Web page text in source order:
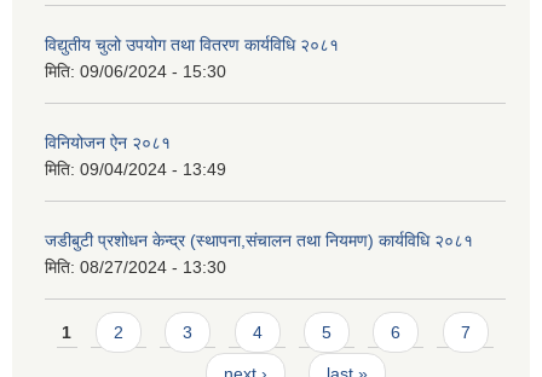
विद्युतीय चुलो उपयोग तथा वितरण कार्यविधि २०८१
मिति: 09/06/2024 - 15:30
विनियोजन ऐन २०८१
मिति: 09/04/2024 - 13:49
जडीबुटी प्रशोधन केन्द्र (स्थापना,संचालन तथा नियमण) कार्यविधि २०८१
मिति: 08/27/2024 - 13:30
Pages
1 2 3 4 5 6 7